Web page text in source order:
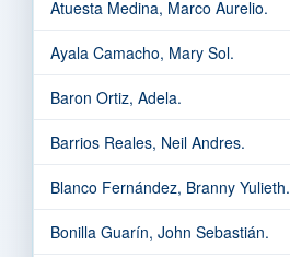
Atuesta Medina, Marco Aurelio.
Ayala Camacho, Mary Sol.
Baron Ortiz, Adela.
Barrios Reales, Neil Andres.
Blanco Fernández, Branny Yulieth.
Bonilla Guarín, John Sebastián.